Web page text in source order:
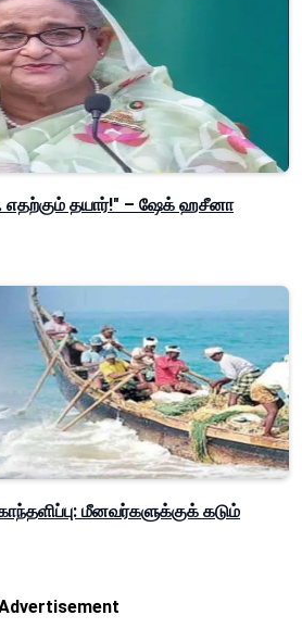
தயார்!" – ஷேக் ஹசீனா
மீனவர்களுக்குக் கடும்